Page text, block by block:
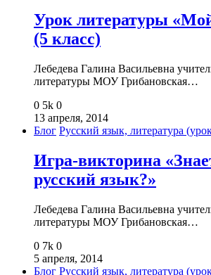
Урок литературы
(5 класс)
Лебедева Галина Васильевна
литературы МОУ Грибановская…
0 5k 0
13 апреля, 2014
Блог Русский язык, литература
Игра-викторина
русский язык?»
Лебедева Галина Васильевна
литературы МОУ Грибановская…
0 7k 0
5 апреля, 2014
Блог Русский язык, литература